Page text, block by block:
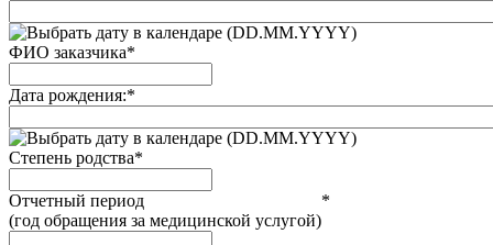
(DD.MM.YYYY)
ФИО заказчика*
Дата рождения:*
(DD.MM.YYYY)
Степень родства*
Отчетный период
(год обращения за медицинской услугой)
*